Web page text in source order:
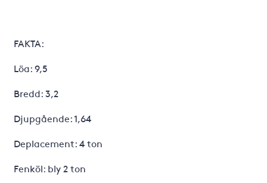
FAKTA:
Löa: 9,5
Bredd: 3,2
Djupgående: 1,64
Deplacement: 4 ton
Fenköl: bly 2 ton